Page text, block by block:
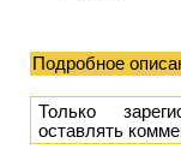
Подробное
Только
оставлять